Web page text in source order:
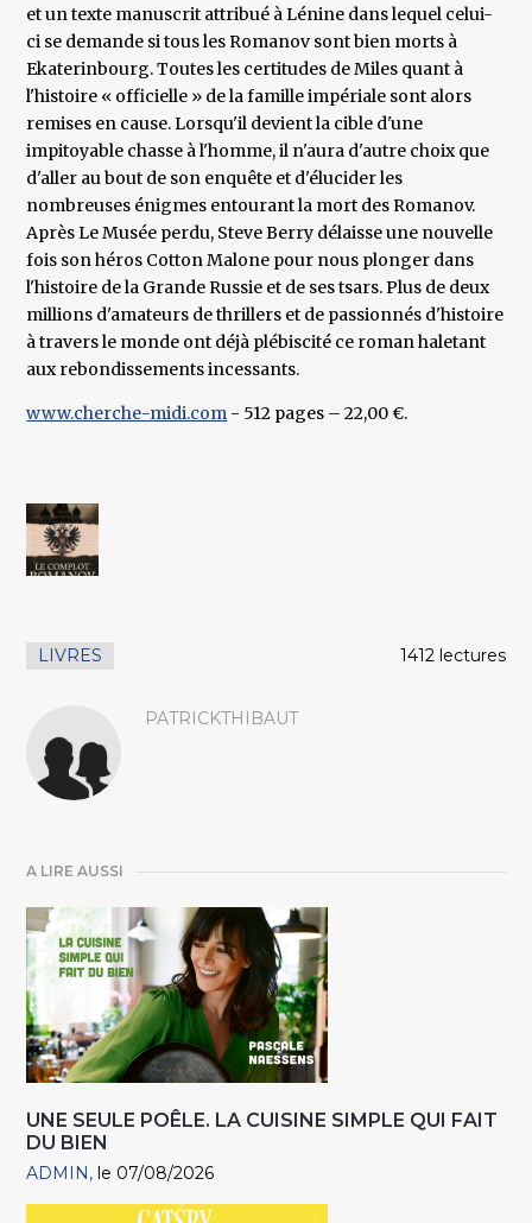
et un texte manuscrit attribué à Lénine dans lequel celui-
ci se demande si tous les Romanov sont bien morts à
Ekaterinbourg. Toutes les certitudes de Miles quant à
l'histoire « officielle » de la famille impériale sont alors
remises en cause. Lorsqu'il devient la cible d'une
impitoyable chasse à l'homme, il n'aura d'autre choix que
d'aller au bout de son enquête et d'élucider les
nombreuses énigmes entourant la mort des Romanov.
Après Le Musée perdu, Steve Berry délaisse une nouvelle
fois son héros Cotton Malone pour nous plonger dans
l'histoire de la Grande Russie et de ses tsars. Plus de deux
millions d'amateurs de thrillers et de passionnés d'histoire
à travers le monde ont déjà plébiscité ce roman haletant
aux rebondissements incessants.
www.cherche-midi.com - 512 pages – 22,00 €.
LIVRES 1412 lectures
PATRICKTHIBAUT
A LIRE AUSSI
UNE SEULE POÊLE. LA CUISINE SIMPLE QUI FAIT
DU BIEN
ADMIN le 07/08/2026